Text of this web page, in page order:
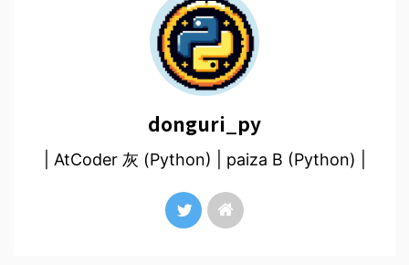
donguri_py
| AtCoder 灰 (Python) | paiza B (Python) |